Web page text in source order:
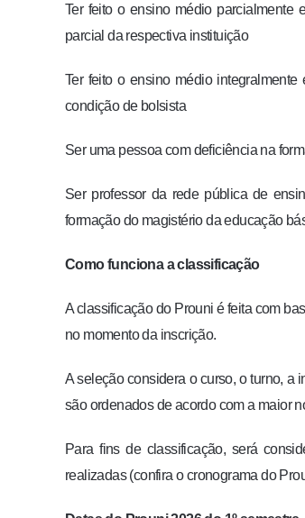
Ter feito o ensino médio parcialmente
parcial da respectiva instituição
Ter feito o ensino médio
condição de bolsista
Ser uma pessoa com deficiência na
Ser professor da rede pública de
formação do magistério da educação
Como funciona a classificação
A classificação do Prouni é feita com
no momento da inscrição.
A seleção considera o curso, o turno, a
são ordenados de acordo com a maior
Para fins de classificação, será
realizadas (confira o cronograma do